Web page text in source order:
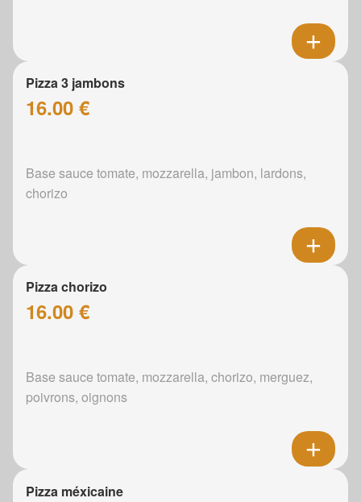
Pizza 3 jambons
16.00 €
Base sauce tomate, mozzarella, jambon, lardons,
chorizo
Pizza chorizo
16.00 €
Base sauce tomate, mozzarella, chorizo, merguez,
poivrons, oignons
Pizza méxicaine